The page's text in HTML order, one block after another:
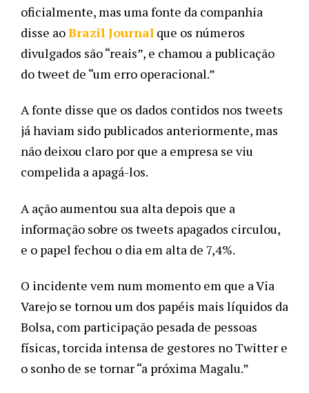
oficialmente, mas uma fonte da companhia
disse ao Brazil Journal que os números
divulgados são “reais”, e chamou a publicação
do tweet de “um erro operacional.”
A fonte disse que os dados contidos nos tweets
já haviam sido publicados anteriormente, mas
não deixou claro por que a empresa se viu
compelida a apagá-los.
A ação aumentou sua alta depois que a
informação sobre os tweets apagados circulou,
e o papel fechou o dia em alta de 7,4%.
O incidente vem num momento em que a Via
Varejo se tornou um dos papéis mais líquidos da
Bolsa, com participação pesada de pessoas
físicas, torcida intensa de gestores no Twitter e
o sonho de se tornar “a próxima Magalu.”